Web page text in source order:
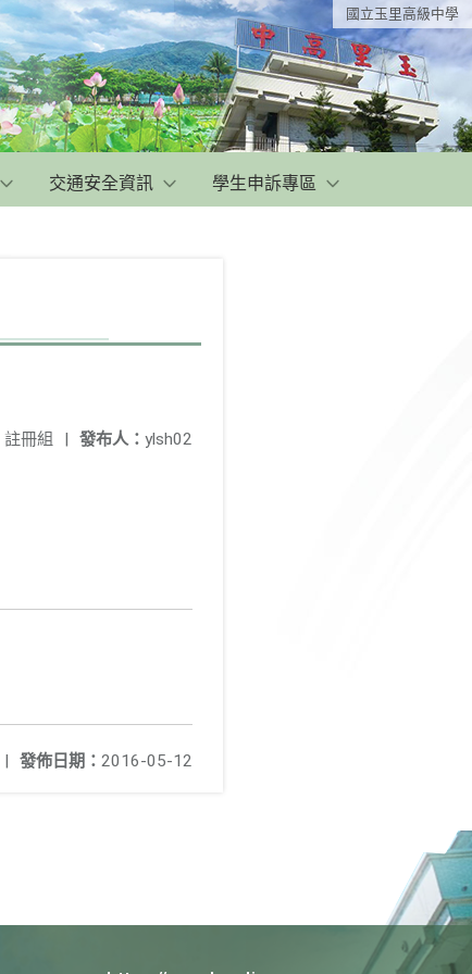
國立玉里高級中學
交通安全資訊 學生申訴專區
發布人： ylsh02
註冊組 |
發佈日期： 2016-05-12
|